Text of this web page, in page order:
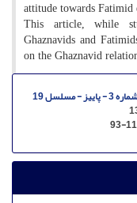
attitude towards Fatimid
This article, while
Ghaznavids and
on the Ghaznavid
93-